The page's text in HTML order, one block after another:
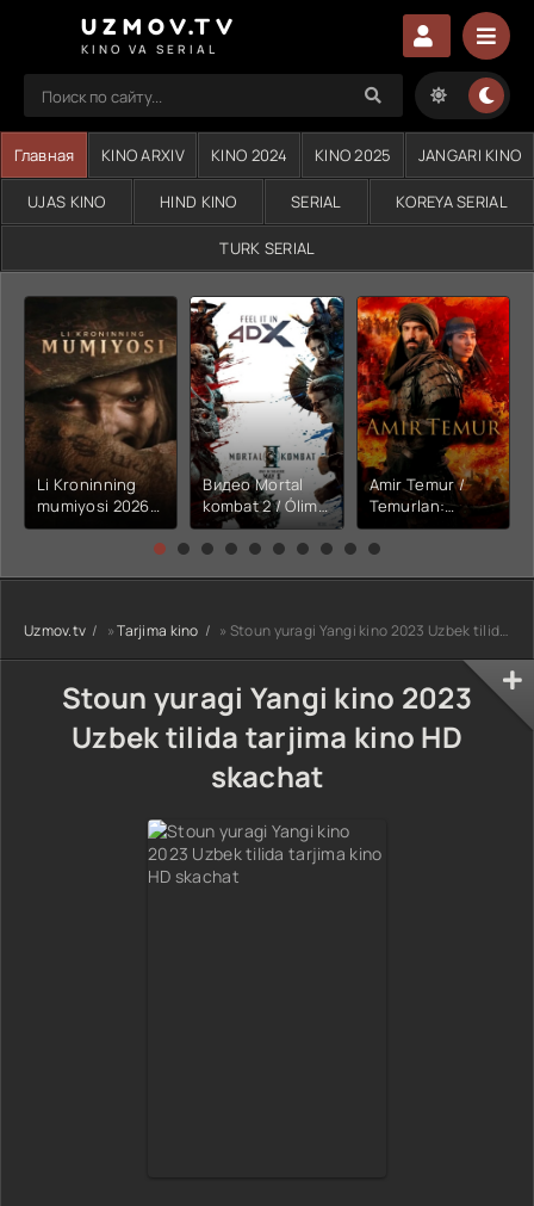
UZMOV.TV
KINO VA SERIAL
Главная KINO ARXIV KINO 2024 KINO 2025 JANGARI KINO
UJAS KINO HIND KINO SERIAL KOREYA SERIAL
TURK SERIAL
Li Kroninning
mumiyosi 2026
(uzbek tilida
kino) tarjima HD
Видео Mortal
kombat 2 / Ólim
jangi 2 (2026)
Uzbek tilida
Amir Temur /
Temurlan:
Fathchining
yuksalishi
tarjima kino Full
HD tas-ix
Uzmov.tv »Tarjima kino » Stoun yuragi Yangi kino 2023 Uzbek tilida tarjima kino HD skachat
Stoun yuragi Yangi kino 2023
Uzbek tilida tarjima kino HD
skachat